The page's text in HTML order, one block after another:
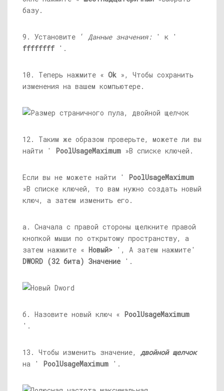
базу.
9. Установите ‘ Данные значения: ' к '
ffffffff '.
10. Теперь нажмите « Ok », Чтобы сохранить
изменения на вашем компьютере.
12. Таким же образом проверьте, можете ли вы
найти ' PoolUsageMaximum »В списке ключей.
Если вы не можете найти ' PoolUsageMaximum
»В списке ключей, то вам нужно создать новый
ключ, а затем изменить его.
а. Сначала с правой стороны щелкните правой
кнопкой мыши по открытому пространству, а
затем нажмите « Новый> ', А затем нажмите'
DWORD (32 бита) Значение '.
б. Назовите новый ключ « PoolUsageMaximum
'.
13. Чтобы изменить значение, двойной щелчок
на ' PoolUsageMaximum '.